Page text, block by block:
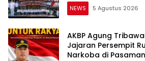
NEWS 5 Agustus 2026
AKBP Agung
Jajaran Persempit
Narkoba di